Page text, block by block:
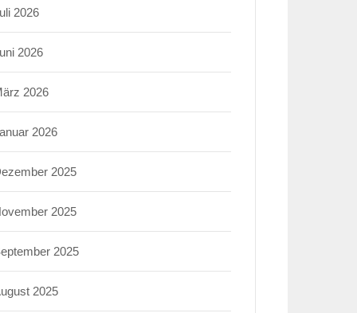
2026
2026
2026
2026
2025
2025
2025
2025